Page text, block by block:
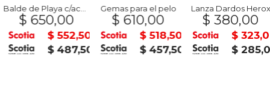
Balde de Playa c/accesorios
$ 650,00
$ 552,50
$ 487,50
Gemas para el pelo
$ 610,00
$ 518,50
$ 457,50
Lanza Dardos Herox
$ 380,00
$
$